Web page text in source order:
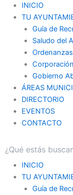
INICIO
TU
Guía de
Saludo del
Gobierno
ÁREAS
DIRECTORIO
EVENTOS
CONTACTO
INICIO
TU
Guía de